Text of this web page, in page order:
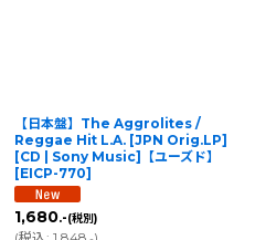
【日本盤】The Aggrolites /
Reggae Hit L.A. [JPN Orig.LP]
[CD | Sony Music]【ユーズド】
[EICP-770]
1,680.-(税別)